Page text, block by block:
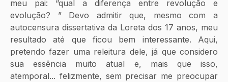
meu pai: “qual a diferença entre revolução e
evolução? ” Devo admitir que, mesmo com a
autocensura dissertativa da Loreta dos 17 anos, meu
resultado até que ficou bem interessante. Aqui,
pretendo fazer uma releitura dele, já que considero
sua essência muito atual e, mais que isso,
atemporal... felizmente, sem precisar me preocupar